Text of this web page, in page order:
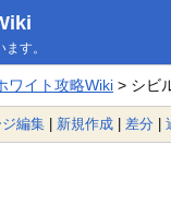
す。
ワイト攻略Wiki> シビ
編集 | 新規作成 | 差分 |